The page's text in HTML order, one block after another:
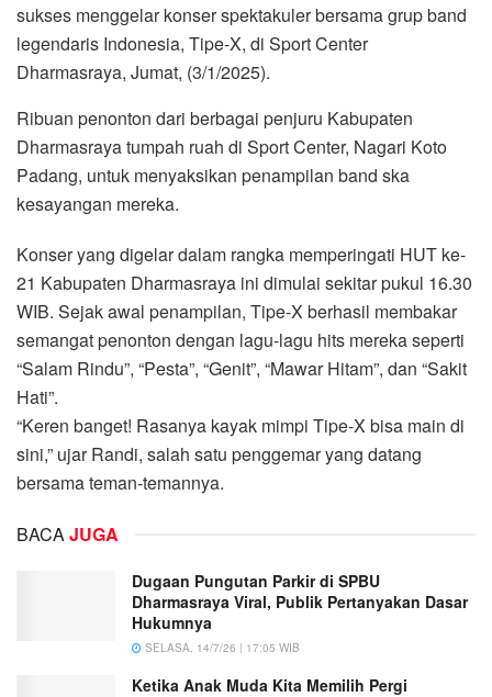
sukses menggelar konser spektakuler bersama grup band
legendaris Indonesia, Tipe-X, di Sport Center
Dharmasraya, Jumat, (3/1/2025).
Ribuan penonton dari berbagai penjuru Kabupaten
Dharmasraya tumpah ruah di Sport Center, Nagari Koto
Padang, untuk menyaksikan penampilan band ska
kesayangan mereka.
Konser yang digelar dalam rangka memperingati HUT ke-
21 Kabupaten Dharmasraya ini dimulai sekitar pukul 16.30
WIB. Sejak awal penampilan, Tipe-X berhasil membakar
semangat penonton dengan lagu-lagu hits mereka seperti
“Salam Rindu”, “Pesta”, “Genit”, “Mawar Hitam”, dan “Sakit
Hati”.
“Keren banget! Rasanya kayak mimpi Tipe-X bisa main di
sini,” ujar Randi, salah satu penggemar yang datang
bersama teman-temannya.
BACAJUGA
Dugaan Pungutan Parkir di SPBU
Dharmasraya Viral, Publik Pertanyakan Dasar
Hukumnya
SELASA, 14/7/26 | 17:05 WIB
Ketika Anak Muda Kita Memilih Pergi